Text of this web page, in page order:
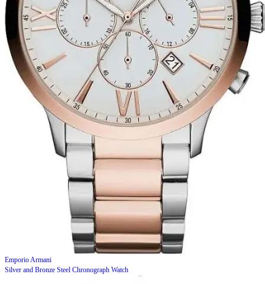
Emporio Armani
Silver and Bronze Steel Chronograph Watch